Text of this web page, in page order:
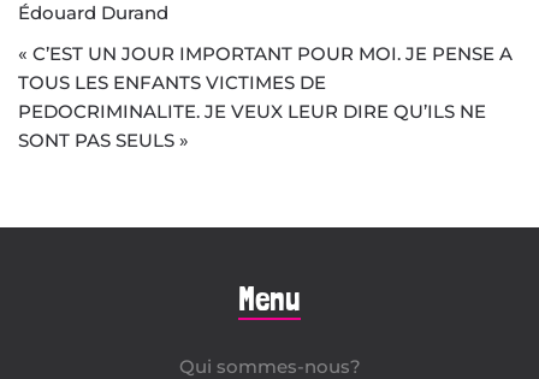
Édouard Durand
« C’EST UN JOUR IMPORTANT POUR MOI. JE PENSE A
TOUS LES ENFANTS VICTIMES DE
PEDOCRIMINALITE. JE VEUX LEUR DIRE QU’ILS NE
SONT PAS SEULS »
Menu
Qui sommes-nous?